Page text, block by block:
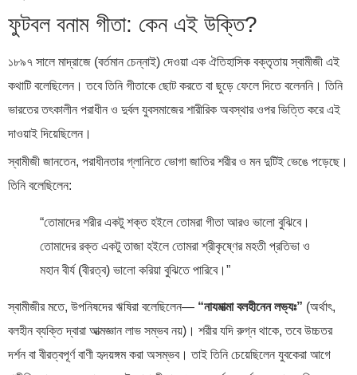
ফুটবল বনাম গীতা: কেন এই উক্তি?
১৮৯৭ সালে মাদ্রাজে (বর্তমান চেন্নাই) দেওয়া এক ঐতিহাসিক বক্তৃতায় স্বামীজী এই
কথাটি বলেছিলেন। তবে তিনি গীতাকে ছোট করতে বা ছুড়ে ফেলে দিতে বলেননি। তিনি
ভারতের তৎকালীন পরাধীন ও দুর্বল যুবসমাজের শারীরিক অবস্থার ওপর ভিত্তি করে এই
দাওয়াই দিয়েছিলেন।
স্বামীজী জানতেন, পরাধীনতার গ্লানিতে ভোগা জাতির শরীর ও মন দুটিই ভেঙে পড়েছে।
তিনি বলেছিলেন:
“তোমাদের শরীর একটু শক্ত হইলে তোমরা গীতা আরও ভালো বুঝিবে।
তোমাদের রক্ত একটু তাজা হইলে তোমরা শ্রীকৃষ্ণের মহতী প্রতিভা ও
মহান বীর্য (বীরত্ব) ভালো করিয়া বুঝিতে পারিবে।”
স্বামীজীর মতে, উপনিষদের ঋষিরা বলেছিলেন— “নাযমাত্মা বলহীনেন লভ্যঃ” (অর্থাৎ,
বলহীন ব্যক্তি দ্বারা আত্মজ্ঞান লাভ সম্ভব নয়)। শরীর যদি রুগ্ন থাকে, তবে উচ্চতর
দর্শন বা বীরত্বপূর্ণ বাণী হৃদয়ঙ্গম করা অসম্ভব। তাই তিনি চেয়েছিলেন যুবকেরা আগে